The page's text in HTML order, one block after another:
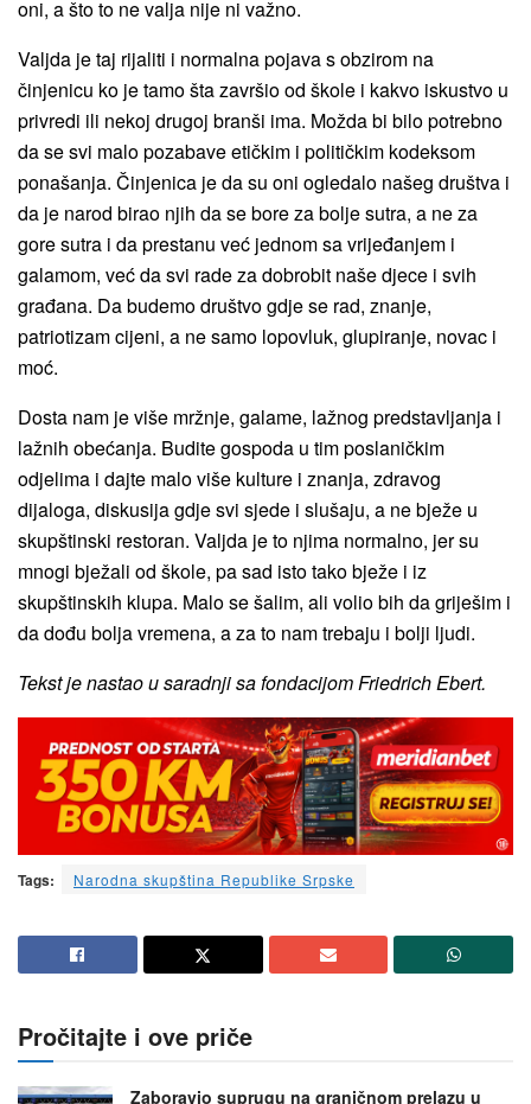
oni, a što to ne valja nije ni važno.
Valjda je taj rijaliti i normalna pojava s obzirom na
činjenicu ko je tamo šta završio od škole i kakvo iskustvo u
privredi ili nekoj drugoj branši ima. Možda bi bilo potrebno
da se svi malo pozabave etičkim i političkim kodeksom
ponašanja. Činjenica je da su oni ogledalo našeg društva i
da je narod birao njih da se bore za bolje sutra, a ne za
gore sutra i da prestanu već jednom sa vrijeđanjem i
galamom, već da svi rade za dobrobit naše djece i svih
građana. Da budemo društvo gdje se rad, znanje,
patriotizam cijeni, a ne samo lopovluk, glupiranje, novac i
moć.
Dosta nam je više mržnje, galame, lažnog predstavljanja i
lažnih obećanja. Budite gospoda u tim poslaničkim
odjelima i dajte malo više kulture i znanja, zdravog
dijaloga, diskusija gdje svi sjede i slušaju, a ne bježe u
skupštinski restoran. Valjda je to njima normalno, jer su
mnogi bježali od škole, pa sad isto tako bježe i iz
skupštinskih klupa. Malo se šalim, ali volio bih da griješim i
da dođu bolja vremena, a za to nam trebaju i bolji ljudi.
Tekst je nastao u saradnji sa fondacijom Friedrich Ebert.
Tags: Narodna skupština Republike Srpske
Pročitajte i ove priče
Zaboravio suprugu na graničnom prelazu u